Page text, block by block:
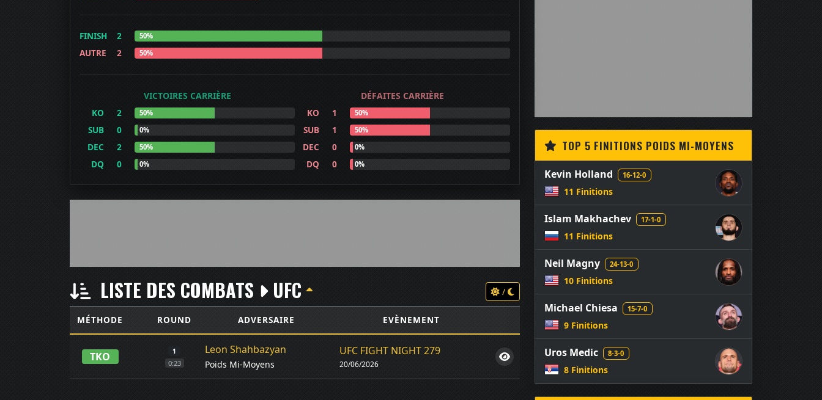
FINISH 2 50%
AUTRE 2 50%
VICTOIRES CARRIÈRE
KO
2 50%
SUB 0 0%
DEC 2 50%
DQ 0 0%
DÉFAITES CARRIÈRE
KO
1 50%
SUB 1 50%
DEC 0 0%
DQ 0 0%
LISTE DES COMBATS UFC /
MÉTHODE ROUND ADVERSAIRE EVÈNEMENT
TKO 1
0:23
Leon Shahbazyan
Poids Mi-Moyens
UFC FIGHT NIGHT 279
20/06/2026
TOP 5 FINITIONS POIDS MI-MOYENS
Kevin Holland 16-12-0
11 Finitions
Islam Makhachev 17-1-0
11 Finitions
Neil Magny 24-13-0
10 Finitions
Michael Chiesa 15-7-0
9 Finitions
Uros Medic 8-3-0
8 Finitions